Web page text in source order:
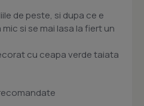
de peste, si dupa ce e
si se mai lasa la fiert un
cu ceapa verde taiata